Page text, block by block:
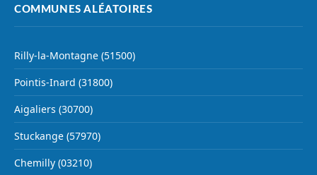
COMMUNES ALÉATOIRES
Rilly-la-Montagne (51500)
Pointis-Inard (31800)
Aigaliers (30700)
Stuckange (57970)
Chemilly (03210)